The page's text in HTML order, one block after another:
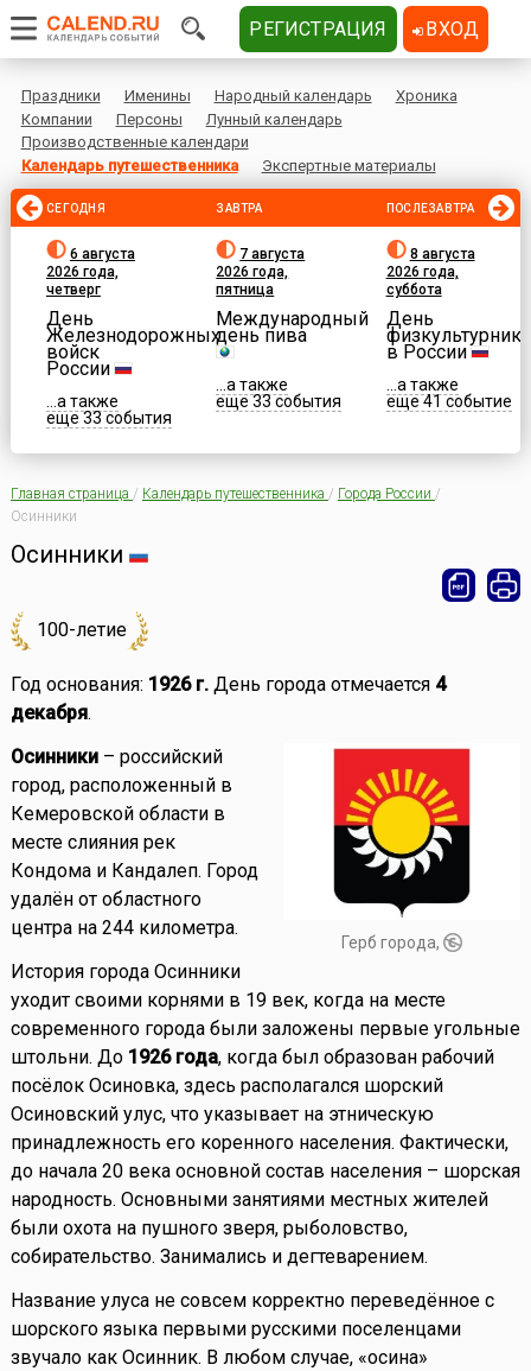
Праздники Именины Народный календарь
Хроника
Компании
Персоны
Лунный календарь
Производственные календари
Календарь путешественника
Экспертные материалы
СЕГОДНЯ
6 августа
2026 года,
четверг
День
Железнодорожных
войск
России
...а также
еще 33 события
ЗАВТРА
7 августа
2026 года,
пятница
Международный
день пива
...а также
еще 33 события
ПОСЛЕЗАВТРА
8 августа
2026 года,
суббота
День
физкультурника
в России
...а также
еще 41 событие
Главная страница / Календарь путешественника / Города России /
Осинники
Осинники
100-летие
Год основания: 1926 г.День города отмечается 4
декабря.
Герб города,
Осинники– российский
город, расположенный в
Кемеровской области в
месте слияния рек
Кондома и Кандалеп. Город
удалён от областного
центра на 244 километра.
История города Осинники
уходит своими корнями в 19 век, когда на месте
современного города были заложены первые угольные
штольни. До 1926 года, когда был образован рабочий
посёлок Осиновка, здесь располагался шорский
Осиновский улус, что указывает на этническую
принадлежность его коренного населения. Фактически,
до начала 20 века основной состав населения – шорская
народность. Основными занятиями местных жителей
были охота на пушного зверя, рыболовство,
собирательство. Занимались и дегтеварением.
Название улуса не совсем корректно переведённое с
шорского языка первыми русскими поселенцами
звучало как Осинник. В любом случае, «осина»
РЕГИСТРАЦИЯ ВХОД